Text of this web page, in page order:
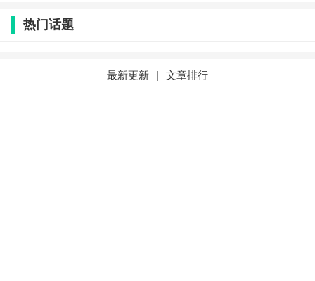
度。
展的关键时期,而中国作为亚洲时尚潮流的风向标,
热门话题
最新更新 | 文章排行